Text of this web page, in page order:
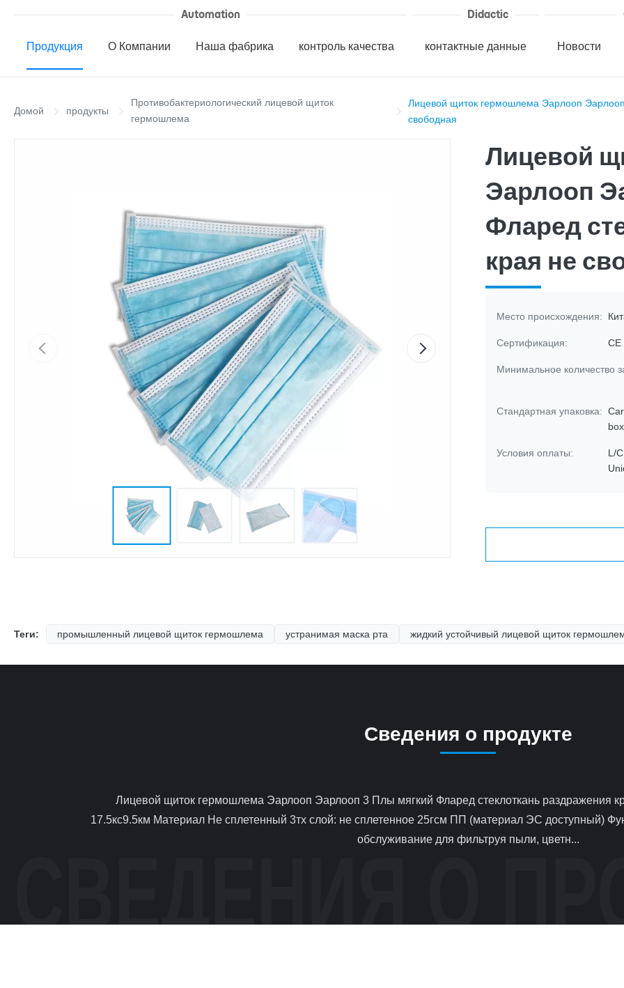
Automation
Продукция О Компании Наша фабрика контроль качества
Didactic
контактные данные Новости
Домой продукты
Противобактериологический лицевой щиток
гермошлема
Лицевой щиток гермошлема Эарлооп
свободная
Лицевой
Эарлооп
Фларед
края не
Место происхождения:
Сертификация: CE
Минимальное количество
Стандартная упаковка:
Условия оплаты:
L/
Теги: промышленный лицевой щиток гермошлема устранимая маска рта жидкий устойчивый лицевой щиток
Сведения о продукте
17.5кс9.5км Материал Не сплетенный 3тх слой: не сплетенное 25гсм ПП (материал ЭС доступный)
обслуживание для фильтруя пыли, цветн...